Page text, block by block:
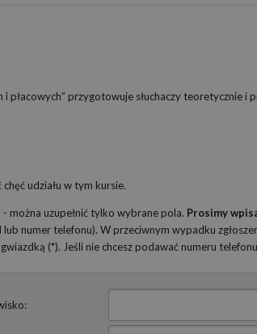
i płacowych” przygotowuje słuchaczy teoretycznie
udziału w tym kursie.
- można uzupełnić tylko wybrane pola. Prosimy
numer telefonu). W przeciwnym wypadku
(*). Jeśli nie chcesz podawać numeru